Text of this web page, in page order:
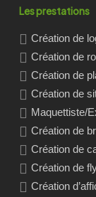
Les prestations
Création de
Création de
Création de
Création de
Maquettiste/
Création de
Création de
Création de
Création